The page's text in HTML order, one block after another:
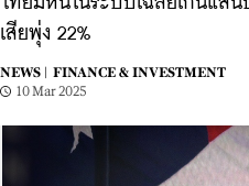
เสียพุ่ง 22%
NEWS |
FINANCE & INVESTMENT
10 Mar 2025